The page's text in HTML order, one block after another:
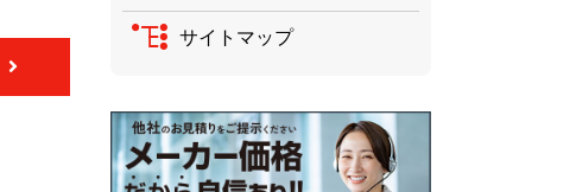
サイトマップ